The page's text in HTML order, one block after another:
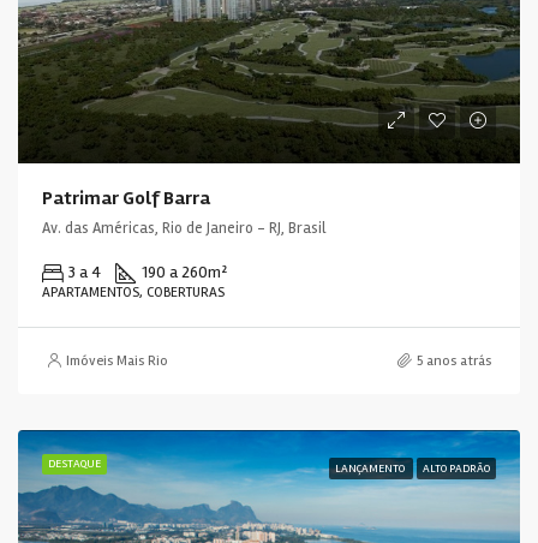
Patrimar Golf Barra
Av. das Américas, Rio de Janeiro - RJ, Brasil
3 a 4 190 a 260m²
APARTAMENTOS, COBERTURAS
Imóveis Mais Rio 5 anos atrás
DESTAQUE LANÇAMENTO ALTO PADRÃO